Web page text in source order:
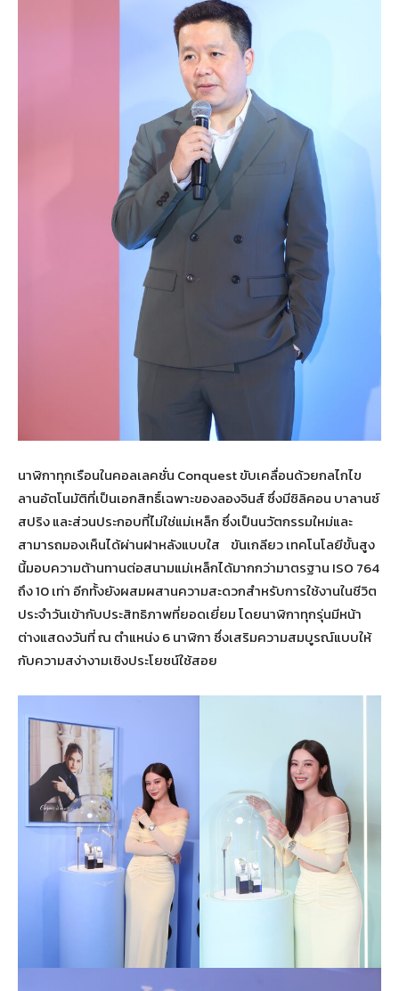
นาฬิกาทุกเรือนในคอลเลคชั่น Conquest ขับเคลื่อนด้วยกลไกไข
ลานอัตโนมัติที่เป็นเอกสิทธิ์เฉพาะของลองจินส์ ซึ่งมีซิลิคอน บาลานซ์
สปริง และส่วนประกอบที่ไม่ใช่แม่เหล็ก ซึ่งเป็นนวัตกรรมใหม่และ
สามารถมองเห็นได้ผ่านฝาหลังแบบใส ขันเกลียว เทคโนโลยีขั้นสูง
นี้มอบความต้านทานต่อสนามแม่เหล็กได้มากกว่ามาตรฐาน ISO 764
ถึง 10 เท่า อีกทั้งยังผสมผสานความสะดวกสำหรับการใช้งานในชีวิต
ประจำวันเข้ากับประสิทธิภาพที่ยอดเยี่ยม โดยนาฬิกาทุกรุ่นมีหน้า
ต่างแสดงวันที่ ณ ตำแหน่ง 6 นาฬิกา ซึ่งเสริมความสมบูรณ์แบบให้
กับความสง่างามเชิงประโยชน์ใช้สอย